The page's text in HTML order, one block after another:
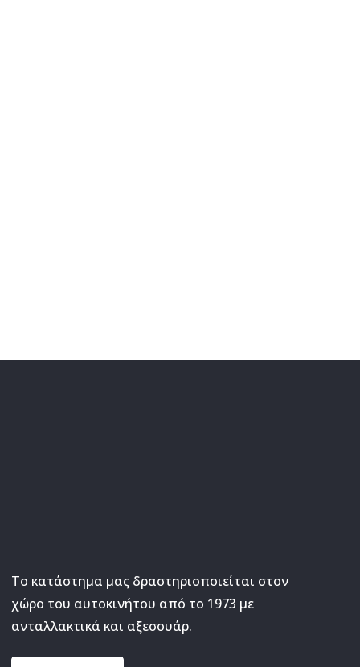
Το κατάστημα μας δραστηριοποιείται στον
χώρο του αυτοκινήτου από το 1973 με
ανταλλακτικά και αξεσουάρ.